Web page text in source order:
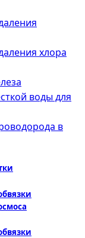
хлора
воды для
в